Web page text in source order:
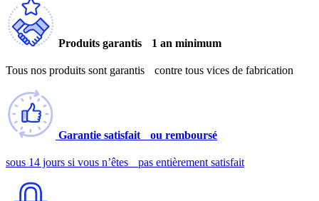
Produits garantis 1 an minimum
Tous nos produits sont garantis contre tous vices de fabrication
Garantie satisfait ou remboursé
sous 14 jours si vous n’êtes pas entièrement satisfait